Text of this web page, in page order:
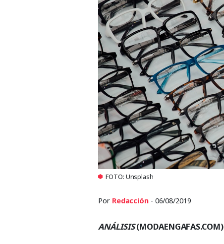
FOTO: Unsplash
Por Redacción- 06/08/2019
ANÁLISIS(MODAENGAFAS.COM)